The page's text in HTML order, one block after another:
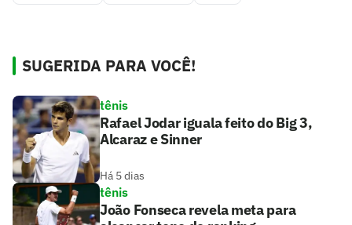
SUGERIDA PARA VOCÊ!
tênis
Rafael Jodar iguala feito do Big 3,
Alcaraz e Sinner
Há 5 dias
tênis
João Fonseca revela meta para